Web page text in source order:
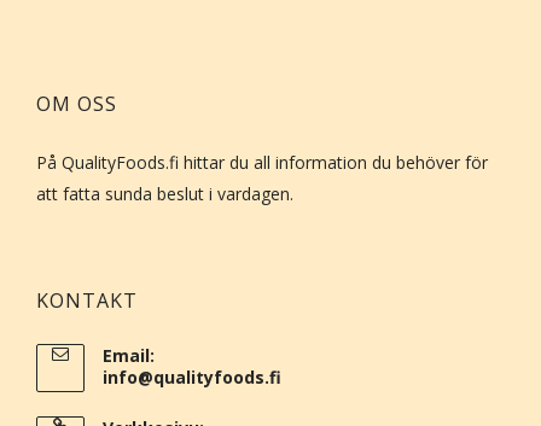
OM OSS
På QualityFoods.fi hittar du all information du behöver för
att fatta sunda beslut i vardagen.
KONTAKT
Email:
info@qualityfoods.fi